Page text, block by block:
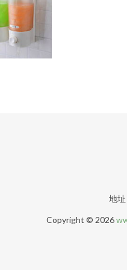
地
Copyright © 2026